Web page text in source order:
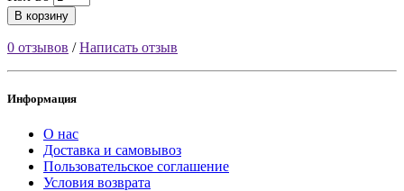
В корзину
0 отзывов /Написать отзыв
Информация
О нас
Доставка и самовывоз
Пользовательское соглашение
Условия возврата